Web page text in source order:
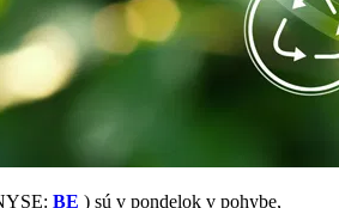
BE ) sú v pondelok v pohybe,